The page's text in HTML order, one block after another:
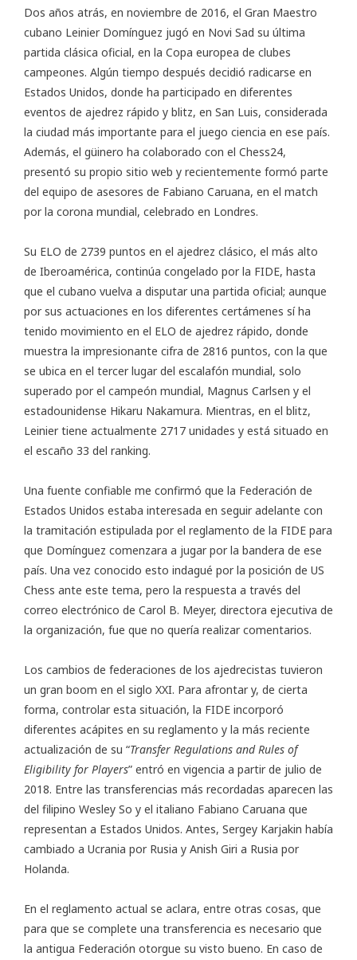
Dos años atrás, en noviembre de 2016, el Gran Maestro
cubano Leinier Domínguez jugó en Novi Sad su última
partida clásica oficial, en la Copa europea de clubes
campeones. Algún tiempo después decidió radicarse en
Estados Unidos, donde ha participado en diferentes
eventos de ajedrez rápido y blitz, en San Luis, considerada
la ciudad más importante para el juego ciencia en ese país.
Además, el güinero ha colaborado con el Chess24,
presentó su propio sitio web y recientemente formó parte
del equipo de asesores de Fabiano Caruana, en el match
por la corona mundial, celebrado en Londres.
Su ELO de 2739 puntos en el ajedrez clásico, el más alto
de Iberoamérica, continúa congelado por la FIDE, hasta
que el cubano vuelva a disputar una partida oficial; aunque
por sus actuaciones en los diferentes certámenes sí ha
tenido movimiento en el ELO de ajedrez rápido, donde
muestra la impresionante cifra de 2816 puntos, con la que
se ubica en el tercer lugar del escalafón mundial, solo
superado por el campeón mundial, Magnus Carlsen y el
estadounidense Hikaru Nakamura. Mientras, en el blitz,
Leinier tiene actualmente 2717 unidades y está situado en
el escaño 33 del ranking.
Una fuente confiable me confirmó que la Federación de
Estados Unidos estaba interesada en seguir adelante con
la tramitación estipulada por el reglamento de la FIDE para
que Domínguez comenzara a jugar por la bandera de ese
país. Una vez conocido esto indagué por la posición de US
Chess ante este tema, pero la respuesta a través del
correo electrónico de Carol B. Meyer, directora ejecutiva de
la organización, fue que no quería realizar comentarios.
Los cambios de federaciones de los ajedrecistas tuvieron
un gran boom en el siglo XXI. Para afrontar y, de cierta
forma, controlar esta situación, la FIDE incorporó
diferentes acápites en su reglamento y la más reciente
actualización de su “Transfer Regulations and Rules of
Eligibility for Players” entró en vigencia a partir de julio de
2018. Entre las transferencias más recordadas aparecen las
del filipino Wesley So y el italiano Fabiano Caruana que
representan a Estados Unidos. Antes, Sergey Karjakin había
cambiado a Ucrania por Rusia y Anish Giri a Rusia por
Holanda.
En el reglamento actual se aclara, entre otras cosas, que
para que se complete una transferencia es necesario que
la antigua Federación otorgue su visto bueno. En caso de